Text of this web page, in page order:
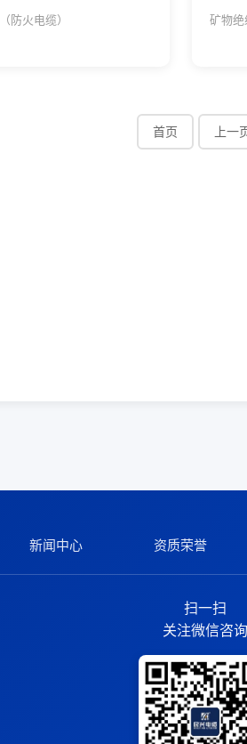
防火电缆） 矿物绝
首页 上一
新闻中心 资质荣誉
扫一扫
关注微信咨询